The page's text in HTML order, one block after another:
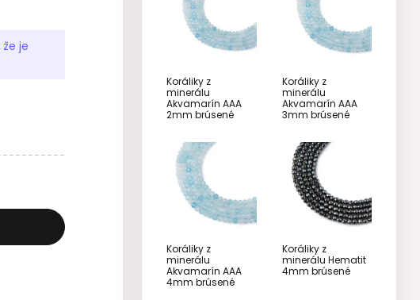
je
Koráliky z
minerálu
Akvamarín AAA
2mm brúsené
Koráliky z
minerálu
Akvamarín AAA
3mm brúsené
Koráliky z
minerálu
Akvamarín AAA
4mm brúsené
Koráliky z
minerálu Hematit
4mm brúsené